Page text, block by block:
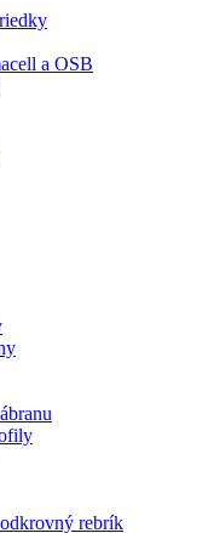
a OSB
rebrík